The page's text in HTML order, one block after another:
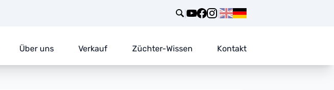
| |
Über uns Verkauf Züchter-Wissen Kontakt